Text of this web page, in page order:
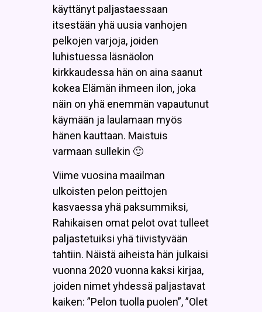
käyttänyt paljastaessaan
itsestään yhä uusia vanhojen
pelkojen varjoja, joiden
luhistuessa läsnäolon
kirkkaudessa hän on aina saanut
kokea Elämän ihmeen ilon, joka
näin on yhä enemmän vapautunut
käymään ja laulamaan myös
hänen kauttaan. Maistuis
varmaan sullekin 🙂
Viime vuosina maailman
ulkoisten pelon peittojen
kasvaessa yhä paksummiksi,
Rahikaisen omat pelot ovat tulleet
paljastetuiksi yhä tiivistyvään
tahtiin. Näistä aiheista hän julkaisi
vuonna 2020 vuonna kaksi kirjaa,
joiden nimet yhdessä paljastavat
kaiken: ”Pelon tuolla puolen”, ”Olet